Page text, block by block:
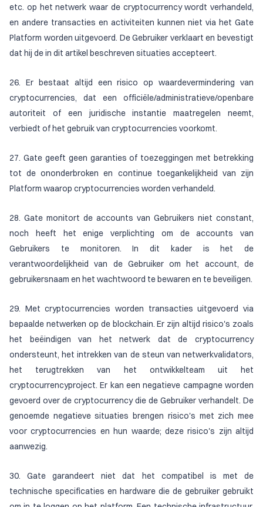
etc. op het netwerk waar de cryptocurrency wordt verhandeld,
en andere transacties en activiteiten kunnen niet via het Gate
Platform worden uitgevoerd. De Gebruiker verklaart en bevestigt
dat hij de in dit artikel beschreven situaties accepteert.
26. Er bestaat altijd een risico op waardevermindering van
cryptocurrencies, dat een officiële/administratieve/openbare
autoriteit of een juridische instantie maatregelen neemt,
verbiedt of het gebruik van cryptocurrencies voorkomt.
27. Gate geeft geen garanties of toezeggingen met betrekking
tot de ononderbroken en continue toegankelijkheid van zijn
Platform waarop cryptocurrencies worden verhandeld.
28. Gate monitort de accounts van Gebruikers niet constant,
noch heeft het enige verplichting om de accounts van
Gebruikers te monitoren. In dit kader is het de
verantwoordelijkheid van de Gebruiker om het account, de
gebruikersnaam en het wachtwoord te bewaren en te beveiligen.
29. Met cryptocurrencies worden transacties uitgevoerd via
bepaalde netwerken op de blockchain. Er zijn altijd risico's zoals
het beëindigen van het netwerk dat de cryptocurrency
ondersteunt, het intrekken van de steun van netwerkvalidators,
het terugtrekken van het ontwikkelteam uit het
cryptocurrencyproject. Er kan een negatieve campagne worden
gevoerd over de cryptocurrency die de Gebruiker verhandelt. De
genoemde negatieve situaties brengen risico's met zich mee
voor cryptocurrencies en hun waarde; deze risico's zijn altijd
aanwezig.
30. Gate garandeert niet dat het compatibel is met de
technische specificaties en hardware die de gebruiker gebruikt